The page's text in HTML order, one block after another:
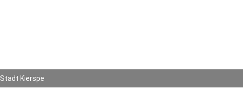
Stadt Kierspe